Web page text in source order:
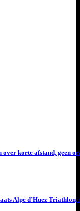
over korte afstand, geen
Alpe d’Huez Triathlon,